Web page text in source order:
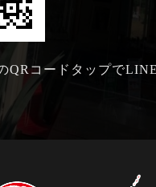
QRコードタップで